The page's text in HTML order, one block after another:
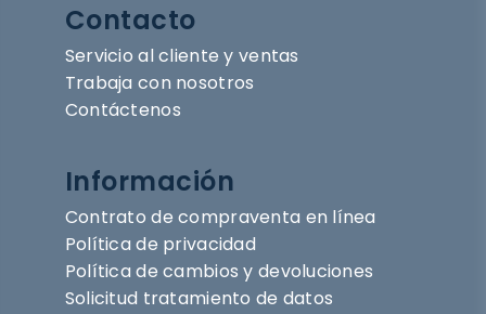
Contacto
Servicio al cliente y ventas
Trabaja con nosotros
Contáctenos
Información
Contrato de compraventa en línea
Política de privacidad
Política de cambios y devoluciones
Solicitud tratamiento de datos